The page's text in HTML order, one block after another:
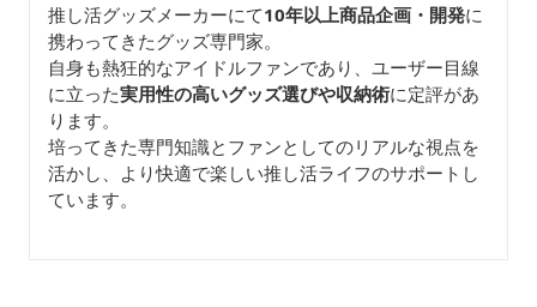
推し活グッズメーカーにて10年以上商品企画・開発に
携わってきたグッズ専門家。
自身も熱狂的なアイドルファンであり、ユーザー目線
に立った実用性の高いグッズ選びや収納術に定評があ
ります。
培ってきた専門知識とファンとしてのリアルな視点を
活かし、より快適で楽しい推し活ライフのサポートし
ています。